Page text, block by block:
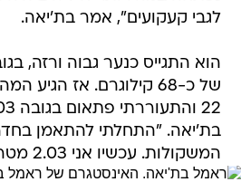
לגבי קעקועים", אמר בת'יאה.
בת'יאה. "התחלתי להתאמן
המשקולות. עכשיו אני 2.03 מטר ושרירי למדי".